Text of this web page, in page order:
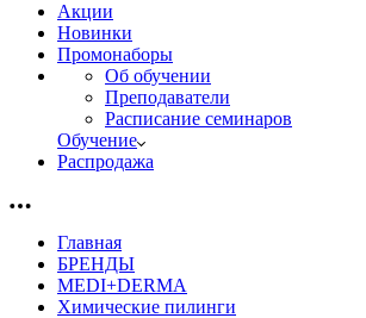
Акции
Новинки
Промонаборы
Об обучении
Преподаватели
Расписание семинаров
Обучение
Распродажа
Главная
БРЕНДЫ
MEDI+DERMA
Химические пилинги